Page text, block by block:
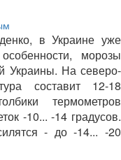
в Украине уже
морозы
Украины. На северо-
составит 12-18
термометров
-10... -14 градусов.
- до -14... -20